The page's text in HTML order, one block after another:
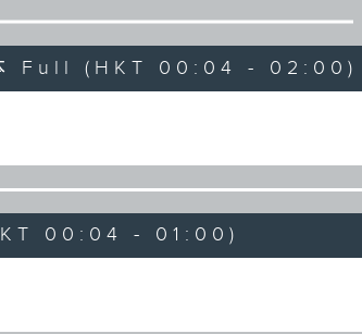
Full (HKT 00:04 - 02:00)
00:04 - 01:00)